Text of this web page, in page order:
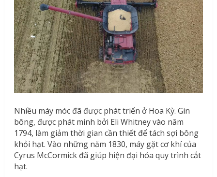
Nhiều máy móc đã được phát triển ở Hoa Kỳ. Gin
bông, được phát minh bởi Eli Whitney vào năm
1794, làm giảm thời gian cần thiết để tách sợi bông
khỏi hạt. Vào những năm 1830, máy gặt cơ khí của
Cyrus McCormick đã giúp hiện đại hóa quy trình cắt
hạt.